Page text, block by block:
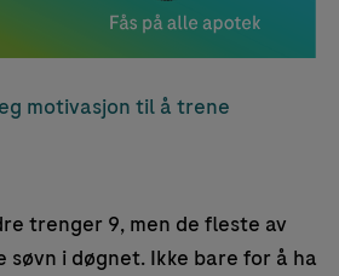
motivasjon til å trene
trenger 9, men de fleste av
søvn i døgnet. Ikke bare for å ha